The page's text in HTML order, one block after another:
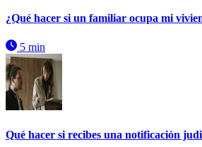
¿Qué hacer si un familiar ocupa mi
5 min
Qué hacer si recibes una notificación